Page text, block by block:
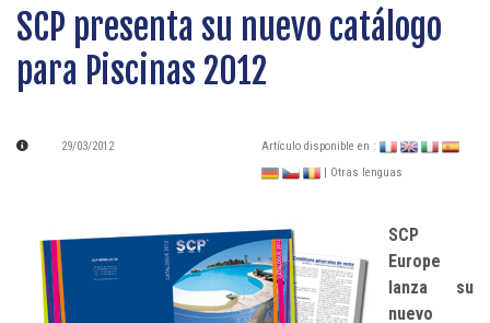
SCP presenta su nuevo catálogo
para Piscinas 2012
29/03/2012
Artículo disponible en :
| Otras lenguas
SCP
Europe
lanza su
nuevo